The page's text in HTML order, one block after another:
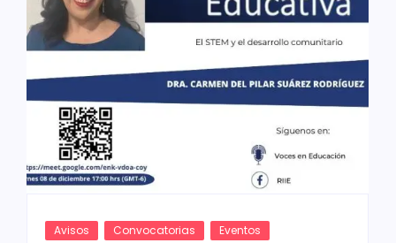
Avisos Convocatorias Eventos